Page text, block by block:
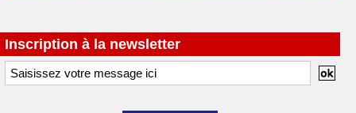
Inscription à la newsletter